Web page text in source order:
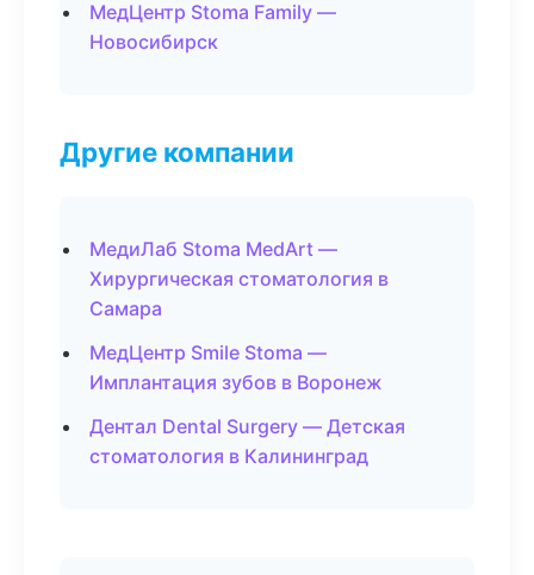
МедЦентр Stoma Family —
Новосибирск
Другие компании
МедиЛаб Stoma MedArt —
Хирургическая стоматология в
Самара
МедЦентр Smile Stoma —
Имплантация зубов в Воронеж
Дентал Dental Surgery — Детская
стоматология в Калининград